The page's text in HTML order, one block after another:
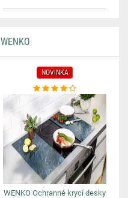
NOVINKA
WENKO Ochranné krycí desky